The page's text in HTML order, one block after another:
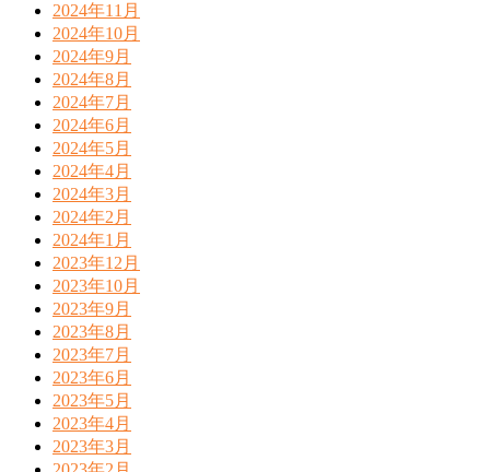
2024年11月
2024年10月
2024年9月
2024年8月
2024年7月
2024年6月
2024年5月
2024年4月
2024年3月
2024年2月
2024年1月
2023年12月
2023年10月
2023年9月
2023年8月
2023年7月
2023年6月
2023年5月
2023年4月
2023年3月